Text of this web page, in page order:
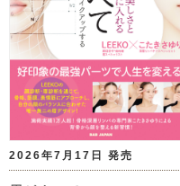
2026年7月17日 発売